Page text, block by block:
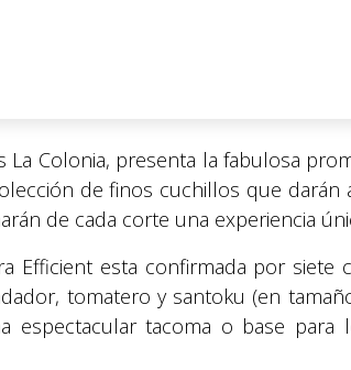
La Colonia, presenta la fabulosa
de finos cuchillos que
de cada corte una experiencia
Efficient esta confirmada por siete
tomatero y santoku (en
espectacular tacoma o base